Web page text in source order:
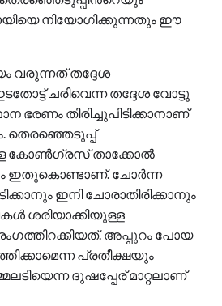
നിയോഗിക്കുന്നതും ഈ
വരുന്നത് തദ്ദേശ
ചരിവെന്ന തദ്ദേശ വോട്ടു
ഭരണം തിരിച്ചുപിടിക്കാനാണ്
തെരഞ്ഞെടുപ്പ്
കോണ്‍ഗ്രസ് താക്കോൽ
ഇതുകൊണ്ടാണ്. ചോര്‍ന്ന
ഇനി ചോരാതിരിക്കാനും
ശരിയാക്കിയുള്ള
അപ്പുറം പോയ
പ്രതീക്ഷയും
ദുഷപ്പേര് മാറ്റലാണ്